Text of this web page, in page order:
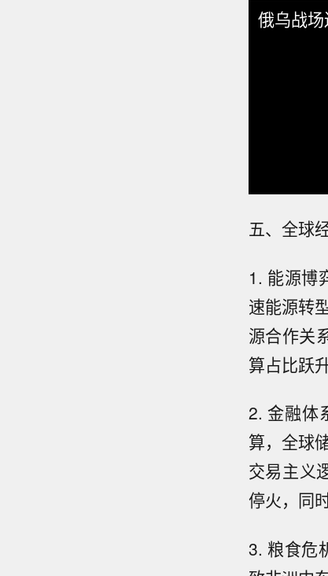
俄乌战
五、全球
1. 能源博
速能源转
源合作关
算占比跃
2. 金融体
算，全球
交易主义
停火，同
3. 粮食危